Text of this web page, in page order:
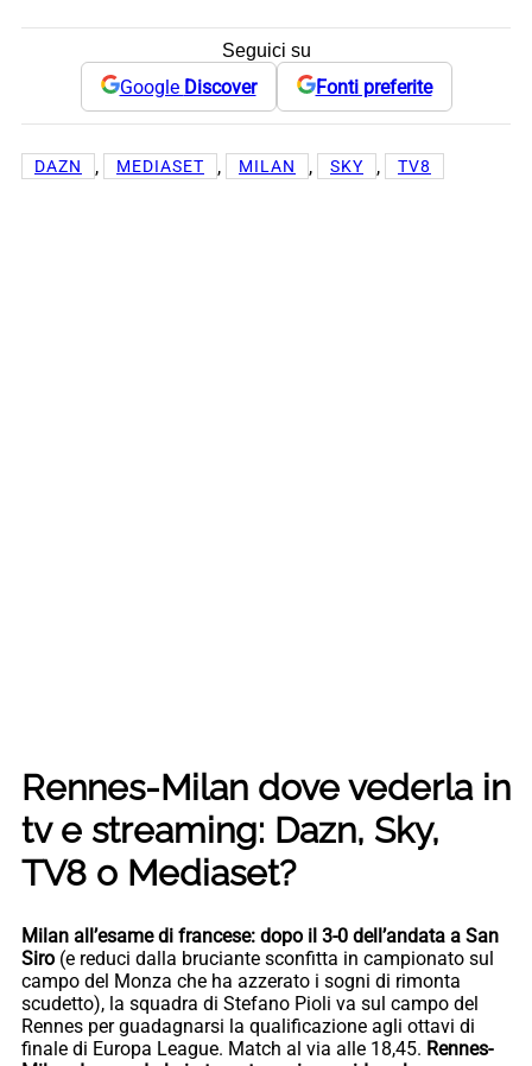
Seguici su
Google Discover Fonti preferite
DAZN , MEDIASET , MILAN , SKY , TV8
Rennes-Milan dove vederla in
tv e streaming: Dazn, Sky,
TV8 o Mediaset?
Milan all’esame di francese: dopo il 3-0 dell’andata a San
Siro (e reduci dalla bruciante sconfitta in campionato sul
campo del Monza che ha azzerato i sogni di rimonta
scudetto), la squadra di Stefano Pioli va sul campo del
Rennes per guadagnarsi la qualificazione agli ottavi di
finale di Europa League. Match al via alle 18,45. Rennes-